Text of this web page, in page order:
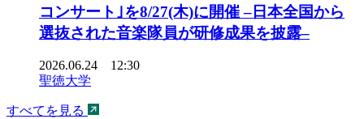
コンサート｣を8/27(木)に開催 –日本全国から
選抜された音楽隊員が研修成果を披露–
2026.06.24 12:30
聖徳大学
すべてを見る